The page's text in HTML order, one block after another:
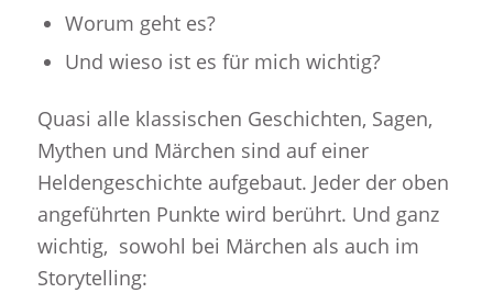
Worum geht es?
Und wieso ist es für mich wichtig?
Quasi alle klassischen Geschichten, Sagen,
Mythen und Märchen sind auf einer
Heldengeschichte aufgebaut. Jeder der oben
angeführten Punkte wird berührt. Und ganz
wichtig, sowohl bei Märchen als auch im
Storytelling: